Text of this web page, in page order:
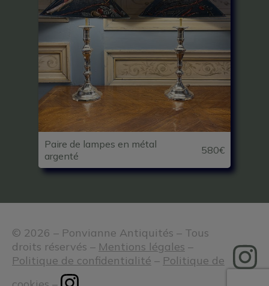
Paire de lampes en métal
argenté
580€
© 2026 – Ponvianne Antiquités – Tous
droits réservés – Mentions légales –
Politique de confidentialité – Politique de